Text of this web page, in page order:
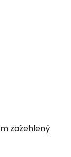
zažehlený